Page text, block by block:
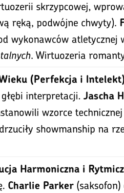
skrzypcowej,
ręką, podwójne chwyty).
wykonawców atletycznej
. Wirtuozeria
(Perfekcja i
interpretacji.Jascha
wzorce
showmanship na
Harmoniczna i
Charlie Parker